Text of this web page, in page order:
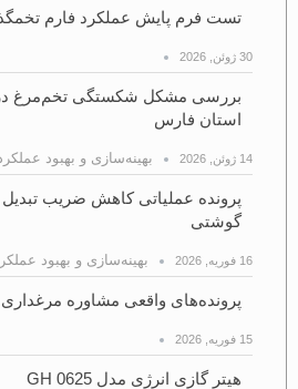
تست فرم پایش عملکرد فارم
30 ژوئن, 2026
استان فارس
14 ژوئن, 2026 بهینه‌سازی و بهبود
گوشتی
16 فوریه, 2026 بهینه‌سازی و بهبود
پرونده‌های واقعی مشاوره مرغداری
15 فوریه, 2026
هیتر گازی انرژی مدل GH 0625